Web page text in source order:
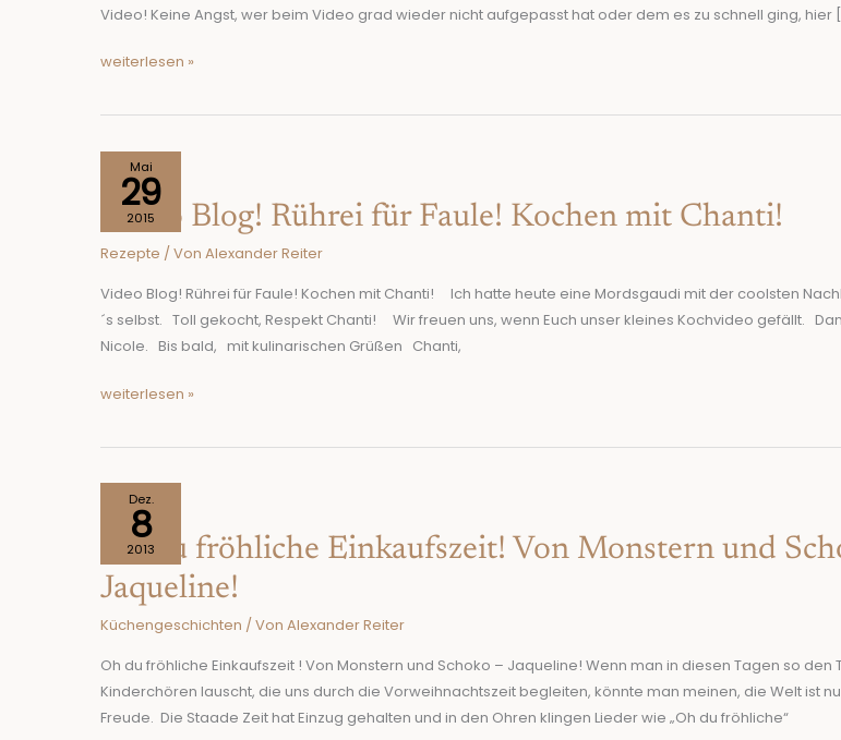
Video! Keine Angst, wer beim Video grad wieder nicht aufgepasst hat oder dem es zu schnell ging, hier
weiterlesen »
Mai
29
2015
Video Blog! Rührei für Faule! Kochen mit Chanti!
Rezepte / Von Alexander Reiter
Video Blog! Rührei für Faule! Kochen mit Chanti! Ich hatte heute eine Mordsgaudi mit der coolsten
´s selbst. Toll gekocht, Respekt Chanti! Wir freuen uns, wenn Euch unser kleines Kochvideo gefällt.
Nicole. Bis bald, mit kulinarischen Grüßen Chanti,
Video
Blog!
Rührei
Faule!
Kochen
mit
Chanti!
weiterlesen »
Dez.
8
2013
Oh du fröhliche Einkaufszeit! Von Monstern und
Jaqueline!
Küchengeschichten / Von Alexander Reiter
Oh du fröhliche Einkaufszeit ! Von Monstern und Schoko – Jaqueline! Wenn man in diesen Tagen so
Kinderchören lauscht, die uns durch die Vorweihnachtszeit begleiten, könnte man meinen, die Welt ist
Freude. Die Staade Zeit hat Einzug gehalten und in den Ohren klingen Lieder wie „Oh du fröhliche“
fröhliche
Einkaufszeit!
Von
Monstern